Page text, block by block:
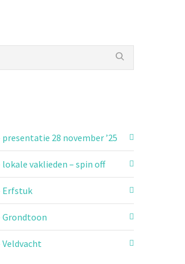
28 november ’25
vaklieden – spin off
Erfstuk